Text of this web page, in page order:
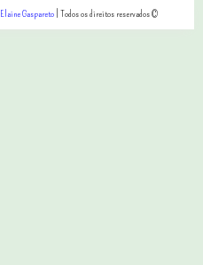
Elaine Gaspareto| Todos os direitos reservados ©